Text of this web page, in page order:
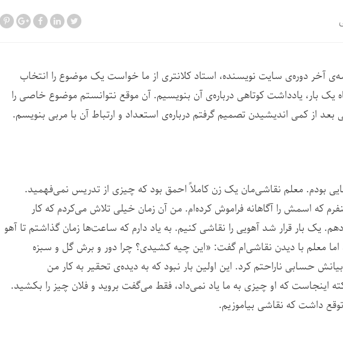
آخر دوره‌ی سایت نویسنده، استاد کلانتری از ما خواست یک موضوع را انتخاب
یک بار، یادداشت کوتاهی درباره‌ی آن بنویسیم. آن موقع نتوانستم موضوع خاصی را
بعد از کمی اندیشیدن تصمیم گرفتم درباره‌ی استعداد و ارتباط آن با مربی بنویسم.
بودم. معلم نقاشی‌مان یک زن کاملاً احمق بود که چیزی از تدریس نمی‌فهمید.
که اسمش را آگاهانه فراموش کرده‌ام. من آن زمان خیلی تلاش می‌کردم که کار
دهم. یک بار قرار شد آهویی را نقاشی کنیم. به یاد دارم که ساعت‌ها زمان گذاشتم تا آهو
معلم با دیدن نقاشی‌ام گفت: «این چیه کشیدی؟ چرا دور و برش گل و سبزه
حسابی ناراحتم کرد. این اولین بار نبود که به دیده‌ی تحقیر به کار من
اینجاست که او چیزی به ما یاد نمی‌داد، فقط می‌گفت بروید و فلان چیز را بکشید.
داشت که نقاشی بیاموزیم.